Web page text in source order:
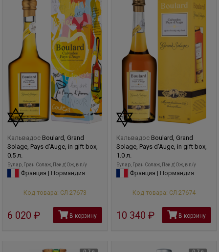
Кальвадос Boulard, Grand
Solage, Pays d'Auge, in gift box,
0.5 л.
Булар, Гран Солаж, Пэи д'Ож, в п/у
Франция | Нормандия
Код товара: СЛ-27673
6 020 руб В корзину
Кальвадос Boulard, Grand
Solage, Pays d'Auge, in gift box,
1.0 л.
Булар, Гран Солаж, Пэи д'Ож, в п/у
Франция | Нормандия
Код товара: СЛ-27674
10 340 рубВ корзину